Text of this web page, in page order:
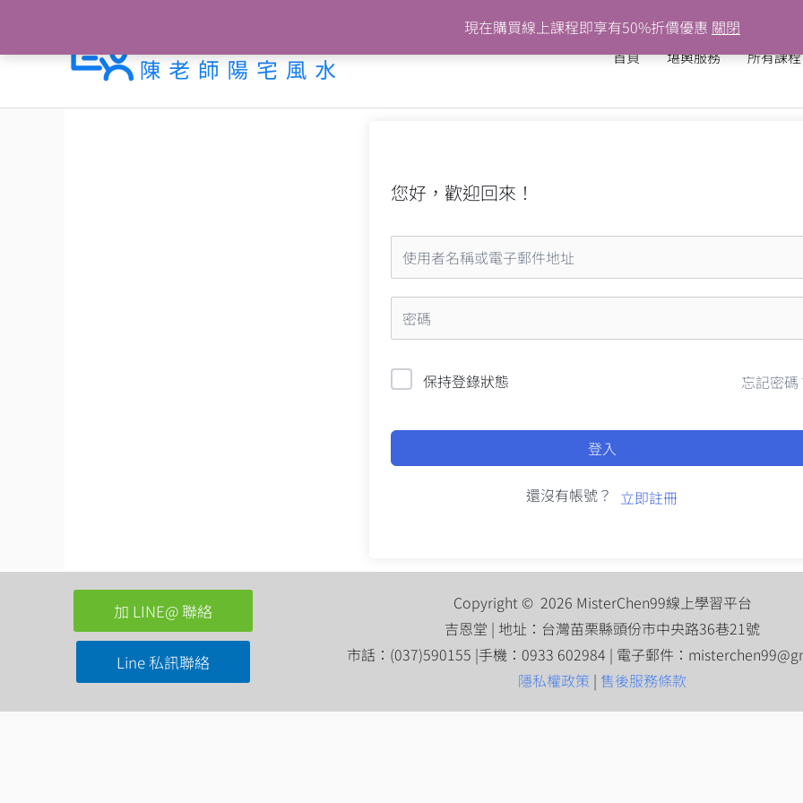
現在購買線上課程即享有50%折價優惠 關閉
內
首頁 堪輿服務 所有課程
您好，歡迎回來！
保持登錄狀態 忘記密碼
登入
還沒有帳號？ 立即註冊
加 LINE@ 聯絡
Line 私訊聯絡
Copyright © 2026 MisterChen99線上學習平台
吉恩堂 | 地址：台灣苗栗縣頭份市中央路36巷21號
市話：(037)590155 |手機：0933 602984 | 電子郵件：
隱私權政策 | 售後服務條款